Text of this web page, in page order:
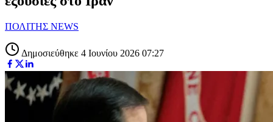
ΠΟΛΙΤΗΣ NEWS
Δημοσιεύθηκε 4 Ιουνίου 2026 07:27